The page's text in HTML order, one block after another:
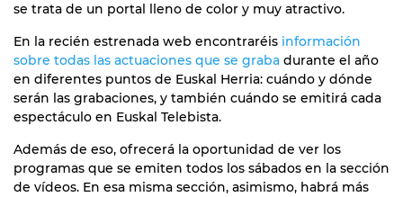
se trata de un portal lleno de color y muy atractivo.
En la recién estrenada web encontraréis información
sobre todas las actuaciones que se graba durante el año
en diferentes puntos de Euskal Herria: cuándo y dónde
serán las grabaciones, y también cuándo se emitirá cada
espectáculo en Euskal Telebista.
Además de eso, ofrecerá la oportunidad de ver los
programas que se emiten todos los sábados en la sección
de vídeos. En esa misma sección, asimismo, habrá más